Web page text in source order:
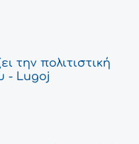
την πολιτιστική
- Lugoj